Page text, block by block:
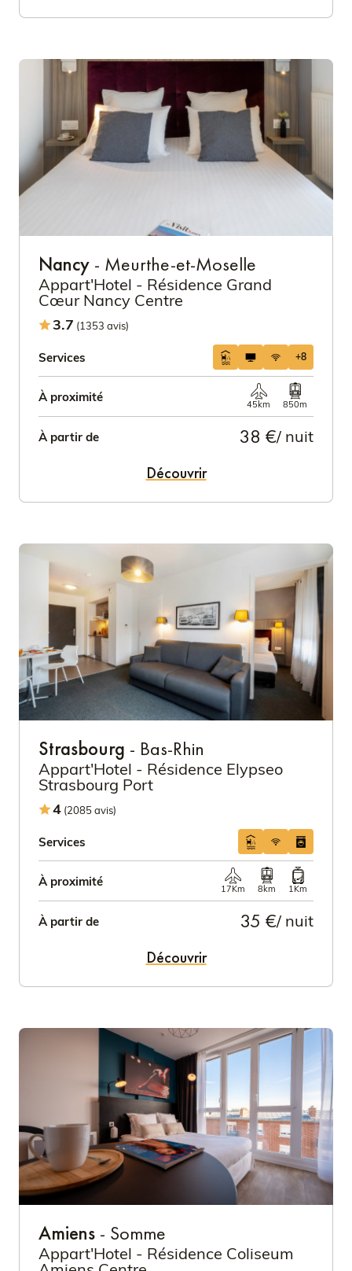
Nancy - Meurthe-et-Moselle
Appart'Hotel - Résidence Grand
Cœur Nancy Centre
3.7 (1353 avis)
Services +8
À proximité
45km 850m
À partir de 38 €/ nuit
Découvrir
Strasbourg - Bas-Rhin
Appart'Hotel - Résidence Elypseo
Strasbourg Port
4 (2085 avis)
Services
À proximité
17Km 8km 1Km
À partir de 35 €/ nuit
Découvrir
Amiens - Somme
Appart'Hotel - Résidence Coliseum